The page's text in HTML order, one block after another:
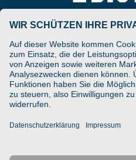
ARAT Spezialhalterungen
GmbH
Schierbusch 2a
D- 33161 Hövelhof
DESIGNED ENGINEERED